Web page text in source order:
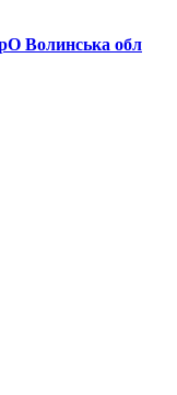
Волинська обл